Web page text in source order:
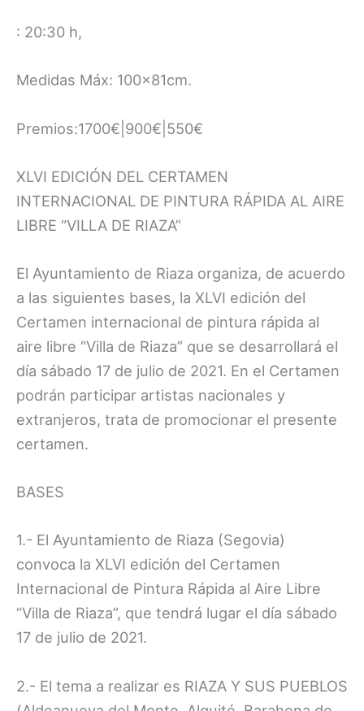
: 20:30 h,
Medidas Máx: 100x81cm.
Premios:1700€|900€|550€
XLVI EDICIÓN DEL CERTAMEN
INTERNACIONAL DE PINTURA RÁPIDA AL AIRE
LIBRE “VILLA DE RIAZA”
El Ayuntamiento de Riaza organiza, de acuerdo
a las siguientes bases, la XLVI edición del
Certamen internacional de pintura rápida al
aire libre “Villa de Riaza” que se desarrollará el
día sábado 17 de julio de 2021. En el Certamen
podrán participar artistas nacionales y
extranjeros, trata de promocionar el presente
certamen.
BASES
1.- El Ayuntamiento de Riaza (Segovia)
convoca la XLVI edición del Certamen
Internacional de Pintura Rápida al Aire Libre
“Villa de Riaza”, que tendrá lugar el día sábado
17 de julio de 2021.
2.- El tema a realizar es RIAZA Y SUS PUEBLOS